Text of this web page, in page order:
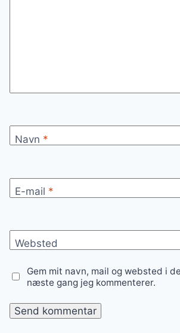
Navn *
E-mail *
Websted
Gem mit navn, mail og websted i
næste gang jeg kommenterer.